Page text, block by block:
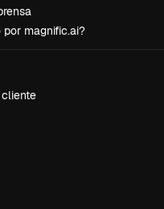
por magnific.ai?